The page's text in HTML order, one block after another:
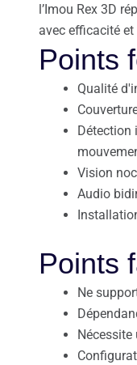
l’Imou Rex 3D
avec efficacité
Points
Qualité
Détection
Vision
Audio
Points
Ne